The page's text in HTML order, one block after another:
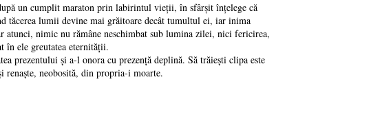
un cumplit maraton prin labirintul vieții, în sfârșit înțelege că
tăcerea lumii devine mai grăitoare decât tumultul ei, iar inima
nimic nu rămâne neschimbat sub lumina zilei, nici fericirea,
în ele greutatea eternității.
prezentului și a-l onora cu prezență deplină. Să trăiești clipa este
renaște, neobosită, din propria-i moarte.